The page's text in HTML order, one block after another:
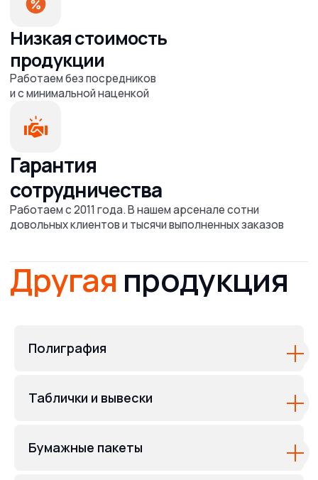
Полиграфия
Таблички и вывески
Бумажные пакеты